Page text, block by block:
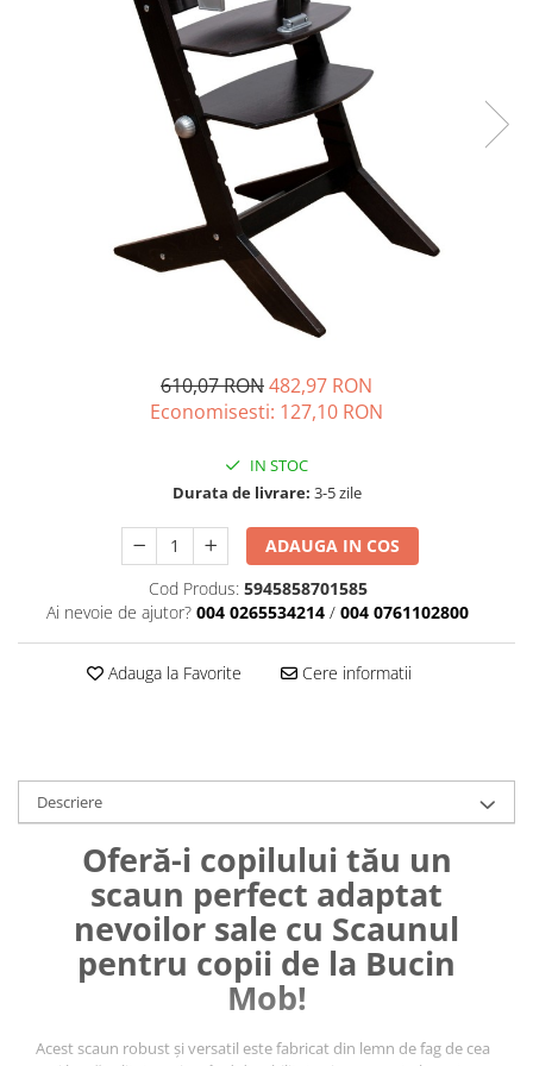
610,07 RON482,97 RON
Economisesti: 127,10 RON
IN STOC
Durata de livrare: 3-5 zile
ADAUGA IN COS
Cod Produs: 5945858701585
Ai nevoie de ajutor? 004 0265534214 / 004 0761102800
Adauga la Favorite Cere informatii
Descriere
Oferă-i copilului tău un
scaun perfect adaptat
nevoilor sale cu Scaunul
pentru copii de la Bucin
Mob!
Acest scaun robust și versatil este fabricat din lemn de fag de cea